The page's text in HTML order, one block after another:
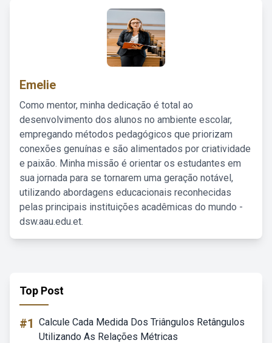
Emelie
Como mentor, minha dedicação é total ao
desenvolvimento dos alunos no ambiente escolar,
empregando métodos pedagógicos que priorizam
conexões genuínas e são alimentados por criatividade
e paixão. Minha missão é orientar os estudantes em
sua jornada para se tornarem uma geração notável,
utilizando abordagens educacionais reconhecidas
pelas principais instituições acadêmicas do mundo -
dsw.aau.edu.et.
Top Post
#1 Calcule Cada Medida Dos Triângulos Retângulos
Utilizando As Relações Métricas